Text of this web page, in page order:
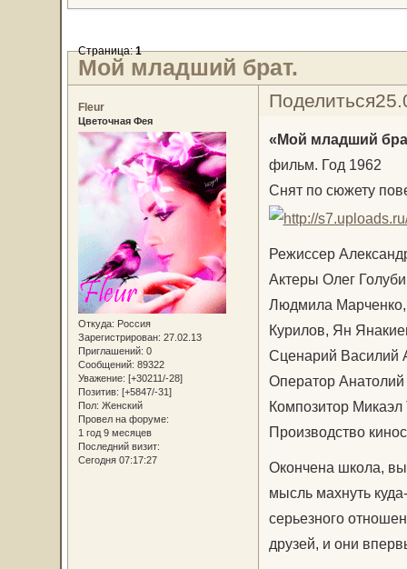
Мой младший брат.
Страница:1
Поделиться
Fleur
Цветочная Фея
Откуда: Россия
Зарегистрирован: 27.02.13
Приглашений: 0
Сообщений: 89322
Уважение: [+30211/-28]
Позитив: [+5847/-31]
Пол: Женский
Провел на форуме:
1 год 9 месяцев
Последний визит:
Сегодня 07:17:27
«Мой младший
фильм. Год 1962
Снят по сюжету
Режиссер
Актеры Олег
Людмила
Курилов, Ян
Сценарий Василий
Оператор Анатолий
Композитор
Производство
Окончена школа,
мысль махнуть
серьезного
друзей, и они